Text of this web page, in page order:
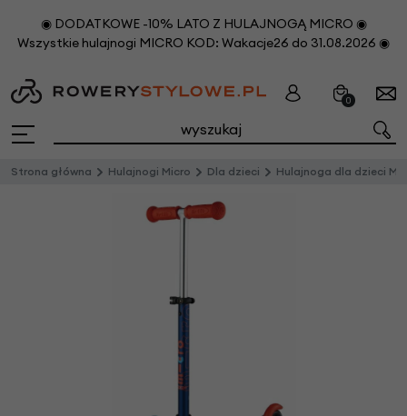
◉ DODATKOWE -10% LATO Z HULAJNOGĄ MICRO ◉
Wszystkie hulajnogi MICRO KOD: Wakacje26 do 31.08.2026 ◉
0
Strona główna Hulajnogi Micro Dla dzieci Hulajnoga dla dzieci Mini Micro Deluxe Granatowy